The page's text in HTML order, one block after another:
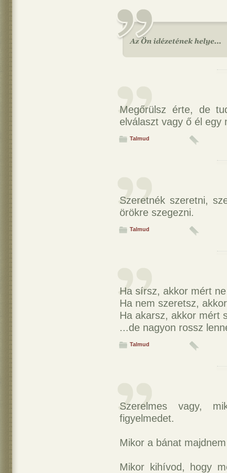
Megőrülsz érte, de
elválaszt vagy ő él egy
Talmud
Szeretnék szeretni,
örökre szegezni.
Talmud
Ha sírsz, akkor mért
Ha nem szeretsz,
Ha akarsz, akkor mért
...de nagyon rossz
Talmud
Szerelmes vagy,
figyelmedet.
Mikor a bánat
Mikor kihívod, hogy